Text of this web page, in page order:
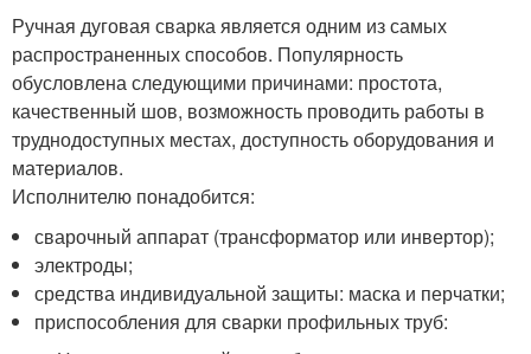
Ручная дуговая сварка является одним из самых
распространенных способов. Популярность
обусловлена следующими причинами: простота,
качественный шов, возможность проводить работы в
труднодоступных местах, доступность оборудования и
материалов.
Исполнителю понадобится:
сварочный аппарат (трансформатор или инвертор);
электроды;
средства индивидуальной защиты: маска и перчатки;
приспособления для сварки профильных труб: